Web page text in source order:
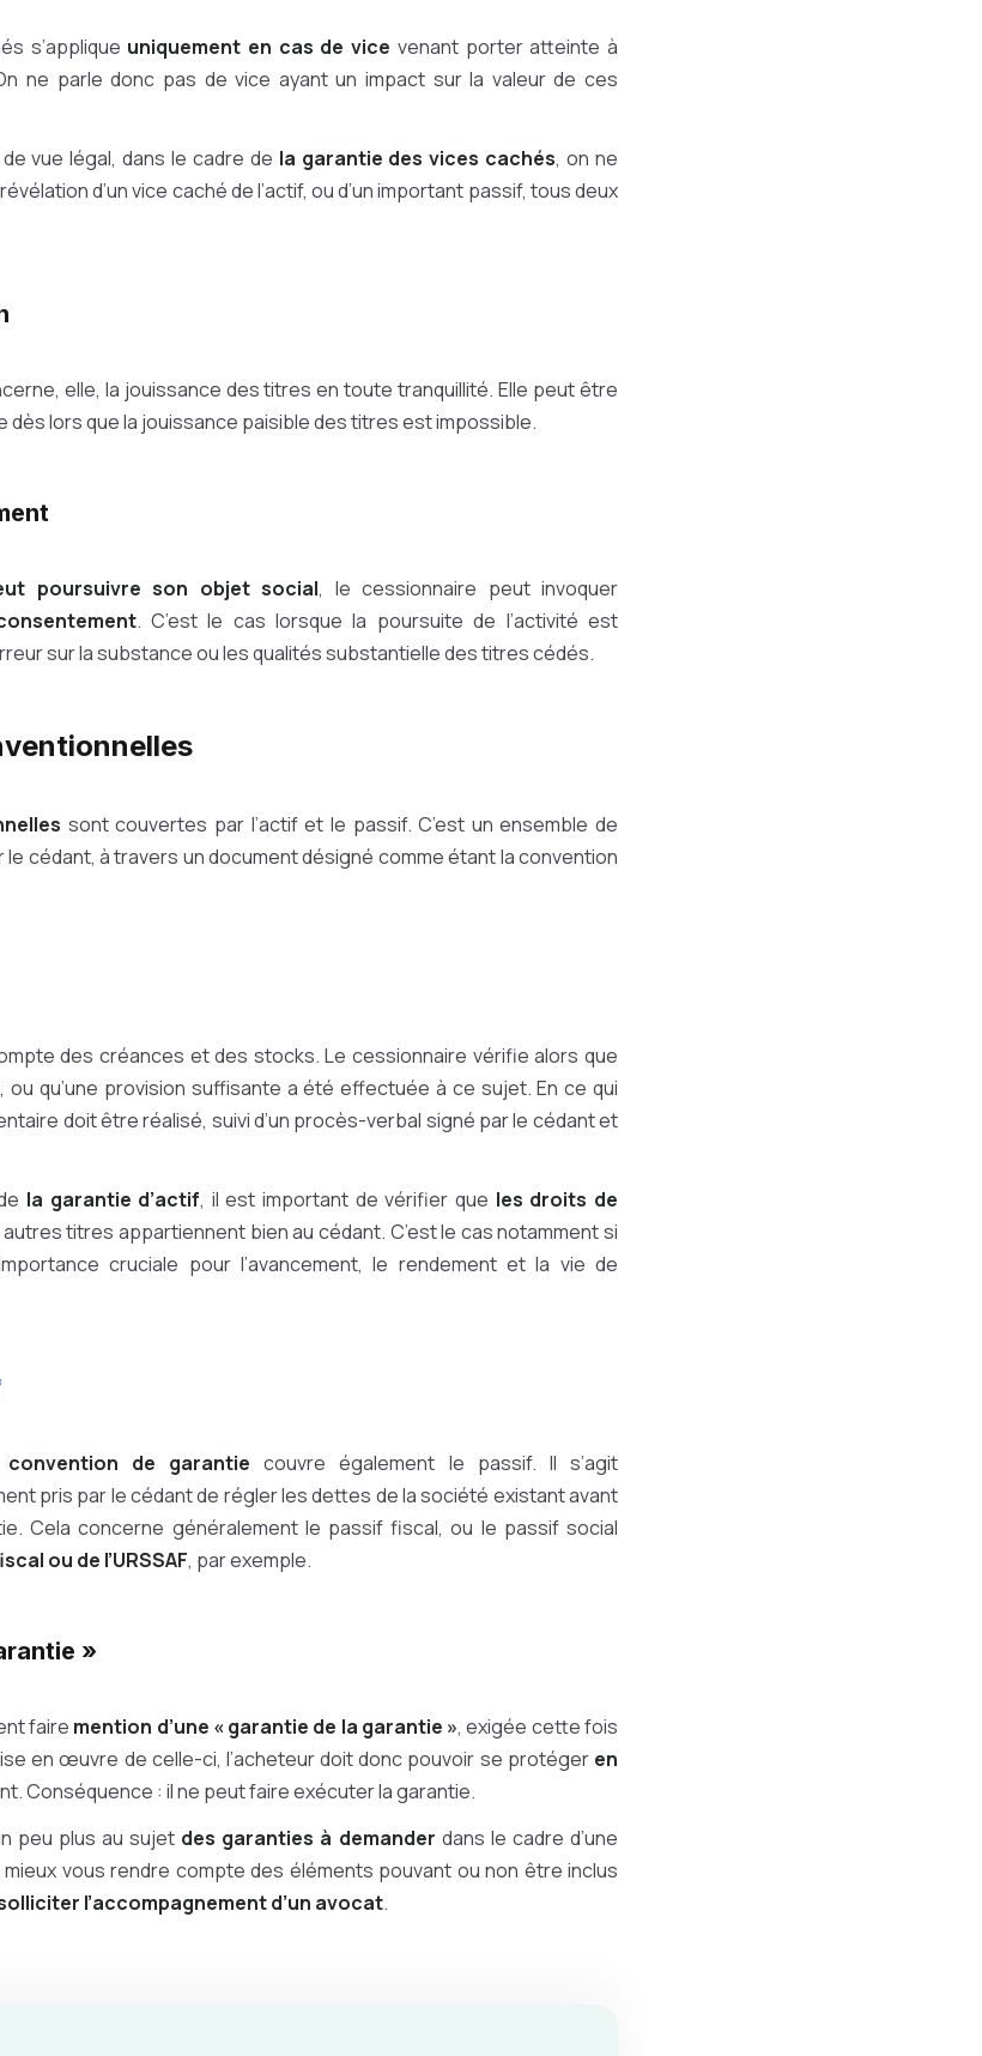
s’applique uniquement en cas de vice venant porter atteinte à
ne parle donc pas de vice ayant un impact sur la valeur de ces
vue légal, dans le cadre de la garantie des vices cachés, on ne
d’un vice caché de l’actif, ou d’un important passif, tous deux
elle, la jouissance des titres en toute tranquillité. Elle peut être
dès lors que la jouissance paisible des titres est impossible.
poursuivre son objet social, le cessionnaire peut invoquer
. C’est le cas lorsque la poursuite de l’activité est
sur la substance ou les qualités substantielle des titres cédés.
sont couvertes par l’actif et le passif. C’est un ensemble de
cédant, à travers un document désigné comme étant la convention
des créances et des stocks. Le cessionnaire vérifie alors que
qu’une provision suffisante a été effectuée à ce sujet. En ce qui
doit être réalisé, suivi d’un procès-verbal signé par le cédant et
la garantie d’actif, il est important de vérifier que les droits de
titres appartiennent bien au cédant. C’est le cas notamment si
cruciale pour l’avancement, le rendement et la vie de
convention de garantie couvre également le passif. Il s’agit
pris par le cédant de régler les dettes de la société existant avant
Cela concerne généralement le passif fiscal, ou le passif social
ou de l’URSSAF, par exemple.
»
faire mention d’une « garantie de la garantie », exigée cette fois
en œuvre de celle-ci, l’acheteur doit donc pouvoir se protéger en
Conséquence : il ne peut faire exécuter la garantie.
peu plus au sujet des garanties à demander dans le cadre d’une
mieux vous rendre compte des éléments pouvant ou non être inclus
l’accompagnement d’un avocat.